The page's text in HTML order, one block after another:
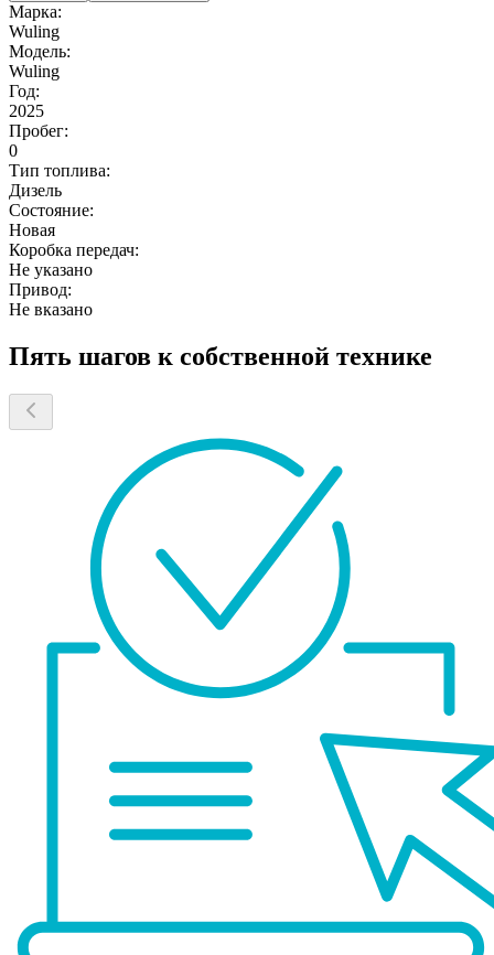
Марка:
Wuling
Модель:
Wuling
Год:
2025
Пробег:
0
Тип топлива:
Дизель
Состояние:
Новая
Коробка передач:
Не указано
Привод:
Не вказано
Пять шагов к собственной технике